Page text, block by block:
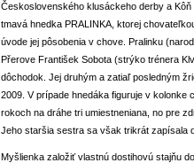
Československého klusáckeho derby a
tmavá hnedka PRALINKA, ktorej
úvode jej pôsobenia v chove. Pralinku
Přerove František Sobota (strýko trénera
dôchodok. Jej druhým a zatiaľ posledným
2009. V prípade hnedáka figuruje v kolonke
rokoch na dráhe tri umiestneniana, no pre
Jeho staršia sestra sa však trikrát zapísala
Myšlienka založiť vlastnú dostihovú stajňu